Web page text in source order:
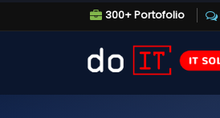
300+ Portofolio